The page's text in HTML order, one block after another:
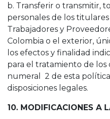
b. Transferir o transmitir,
personales de los
Trabajadores y
Colombia o el exterior,
los efectos y finalidad
para el tratamiento de los
numeral 2 de esta
disposiciones legales.
10. MODIFICACIONES A